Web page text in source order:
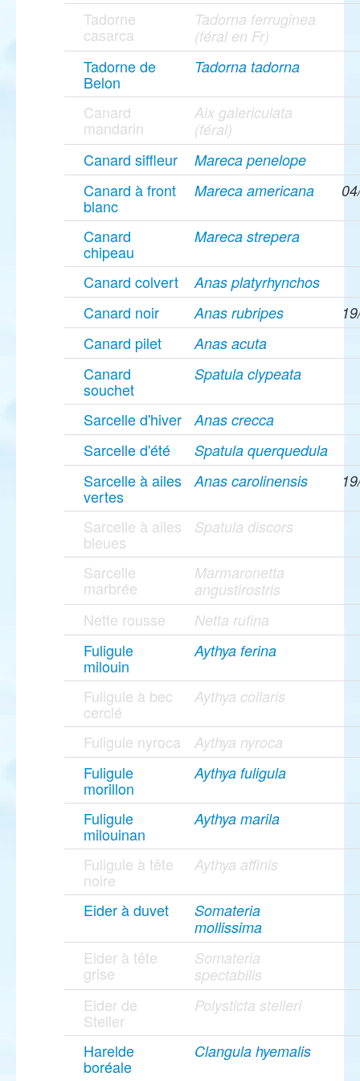
Tadorne
casarca
Tadorna ferruginea
(féral en Fr)
Tadorne de
Belon
Tadorna tadorna
Canard
mandarin
Aix galericulata
(féral)
Canard siffleur Mareca penelope
Canard à front
blanc
Mareca americana
Canard
chipeau
Mareca strepera
Canard colvert Anas platyrhynchos
Canard noir Anas rubripes
Canard pilet Anas acuta
Canard
souchet
Spatula clypeata
Sarcelle d'hiver Anas crecca
Sarcelle d'été Spatula querquedula
Sarcelle à ailes
vertes
Anas carolinensis
Sarcelle à ailes
bleues
Spatula discors
Sarcelle
marbrée
Marmaronetta
angustirostris
Nette rousse Netta rufina
Fuligule
milouin
Aythya ferina
Fuligule à bec
cerclé
Aythya collaris
Fuligule nyroca Aythya nyroca
Fuligule
morillon
Aythya fuligula
Fuligule
milouinan
Aythya marila
Fuligule à tête
noire
Aythya affinis
Eider à duvet
Somateria
mollissima
Eider à tête
grise
Somateria
spectabilis
Eider de
Steller
Polysticta stelleri
Harelde
boréale
Clangula hyemalis